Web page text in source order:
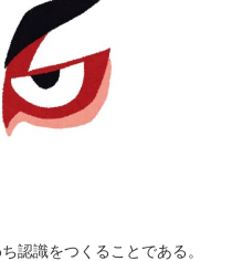
認識をつくることである。